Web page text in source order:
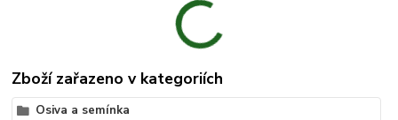
Zboží zařazeno v kategoriích
Osiva a semínka